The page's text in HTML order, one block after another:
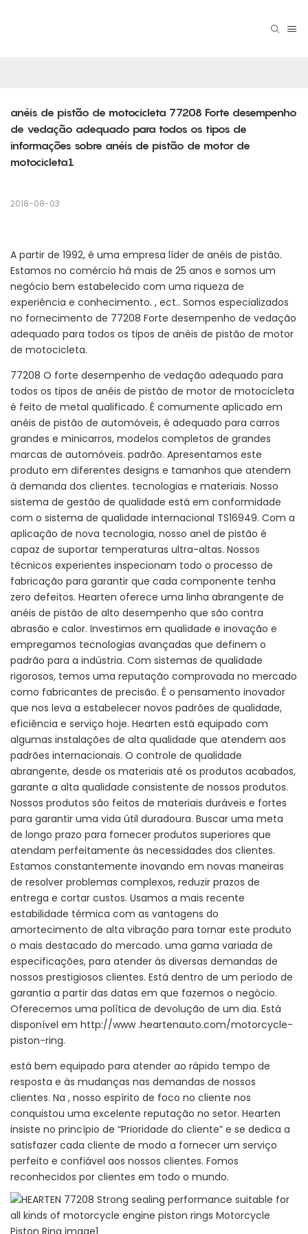
anéis de pistão de motocicleta 77208 Forte desempenho
de vedação adequado para todos os tipos de
informações sobre anéis de pistão de motor de
motocicleta1
2018-08-03
A partir de 1992, é uma empresa líder de anéis de pistão.
Estamos no comércio há mais de 25 anos e somos um
negócio bem estabelecido com uma riqueza de
experiência e conhecimento. , ect.. Somos especializados
no fornecimento de 77208 Forte desempenho de vedação
adequado para todos os tipos de anéis de pistão de motor
de motocicleta.
77208 O forte desempenho de vedação adequado para
todos os tipos de anéis de pistão de motor de motocicleta
é feito de metal qualificado. É comumente aplicado em
anéis de pistão de automóveis, é adequado para carros
grandes e minicarros, modelos completos de grandes
marcas de automóveis. padrão. Apresentamos este
produto em diferentes designs e tamanhos que atendem
à demanda dos clientes. tecnologias e materiais. Nosso
sistema de gestão de qualidade está em conformidade
com o sistema de qualidade internacional TS16949. Com a
aplicação de nova tecnologia, nosso anel de pistão é
capaz de suportar temperaturas ultra-altas. Nossos
técnicos experientes inspecionam todo o processo de
fabricação para garantir que cada componente tenha
zero defeitos. Hearten oferece uma linha abrangente de
anéis de pistão de alto desempenho que são contra
abrasão e calor. Investimos em qualidade e inovação e
empregamos tecnologias avançadas que definem o
padrão para a indústria. Com sistemas de qualidade
rigorosos, temos uma reputação comprovada no mercado
como fabricantes de precisão. É o pensamento inovador
que nos leva a estabelecer novos padrões de qualidade,
eficiência e serviço hoje. Hearten está equipado com
algumas instalações de alta qualidade que atendem aos
padrões internacionais. O controle de qualidade
abrangente, desde os materiais até os produtos acabados,
garante a alta qualidade consistente de nossos produtos.
Nossos produtos são feitos de materiais duráveis ​​e fortes
para garantir uma vida útil duradoura. Buscar uma meta
de longo prazo para fornecer produtos superiores que
atendam perfeitamente às necessidades dos clientes.
Estamos constantemente inovando em novas maneiras
de resolver problemas complexos, reduzir prazos de
entrega e cortar custos. Usamos a mais recente
estabilidade térmica com as vantagens do
amortecimento de alta vibração para tornar este produto
o mais destacado do mercado. uma gama variada de
especificações, para atender às diversas demandas de
nossos prestigiosos clientes. Está dentro de um período de
garantia a partir das datas em que fazemos o negócio.
Oferecemos uma política de devolução de um dia. Está
disponível em http://www .heartenauto.com/motorcycle-
piston-ring.
está bem equipado para atender ao rápido tempo de
resposta e às mudanças nas demandas de nossos
clientes. Na , nosso espírito de foco no cliente nos
conquistou uma excelente reputação no setor. Hearten
insiste no princípio de “Prioridade do cliente” e se dedica a
satisfazer cada cliente de modo a fornecer um serviço
perfeito e confiável aos nossos clientes. Fomos
reconhecidos por clientes em todo o mundo.